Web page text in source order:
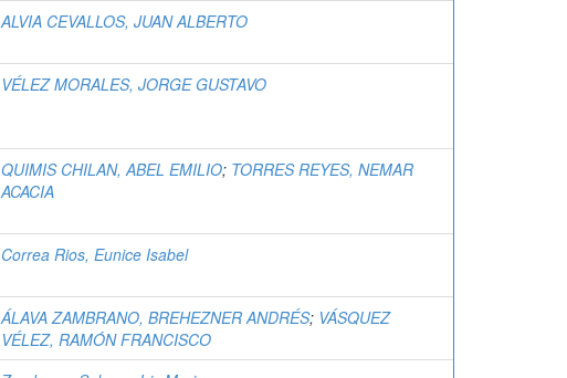
ALVIA CEVALLOS, JUAN ALBERTO
VÉLEZ MORALES, JORGE GUSTAVO
QUIMIS CHILAN, ABEL EMILIO; TORRES REYES, NEMAR
ACACIA
Correa Rios, Eunice Isabel
ÁLAVA ZAMBRANO, BREHEZNER ANDRÉS; VÁSQUEZ
VÉLEZ, RAMÓN FRANCISCO